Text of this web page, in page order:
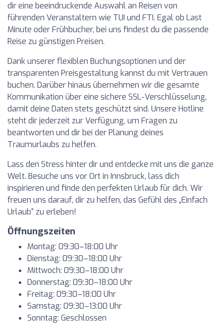
dir eine beeindruckende Auswahl an Reisen von
führenden Veranstaltern wie TUI und FTI. Egal ob Last
Minute oder Frühbucher, bei uns findest du die passende
Reise zu günstigen Preisen.
Dank unserer flexiblen Buchungsoptionen und der
transparenten Preisgestaltung kannst du mit Vertrauen
buchen. Darüber hinaus übernehmen wir die gesamte
Kommunikation über eine sichere SSL-Verschlüsselung,
damit deine Daten stets geschützt sind. Unsere Hotline
steht dir jederzeit zur Verfügung, um Fragen zu
beantworten und dir bei der Planung deines
Traumurlaubs zu helfen.
Lass den Stress hinter dir und entdecke mit uns die ganze
Welt. Besuche uns vor Ort in Innsbruck, lass dich
inspirieren und finde den perfekten Urlaub für dich. Wir
freuen uns darauf, dir zu helfen, das Gefühl des „Einfach
Urlaub“ zu erleben!
Öffnungszeiten
Montag: 09:30–18:00 Uhr
Dienstag: 09:30–18:00 Uhr
Mittwoch: 09:30–18:00 Uhr
Donnerstag: 09:30–18:00 Uhr
Freitag: 09:30–18:00 Uhr
Samstag: 09:30–13:00 Uhr
Sonntag: Geschlossen